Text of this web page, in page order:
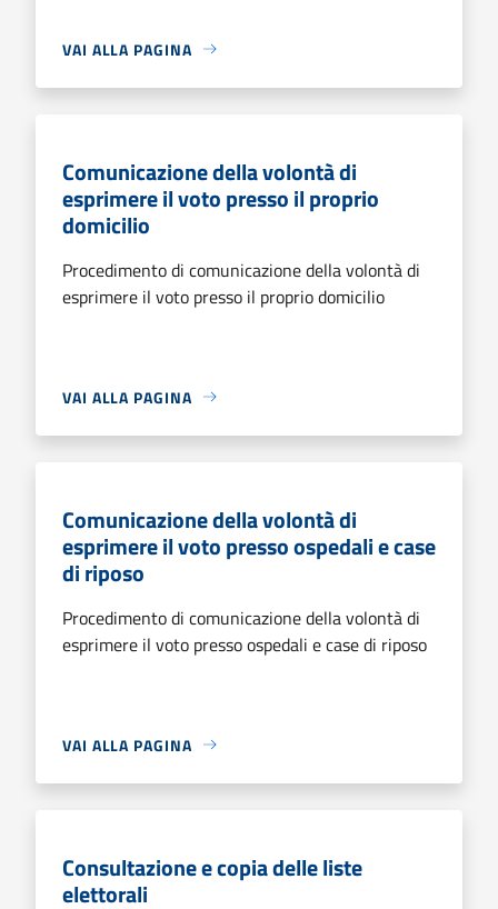
VAI ALLA PAGINA
Comunicazione della volontà di
esprimere il voto presso il proprio
domicilio
Procedimento di comunicazione della volontà di
esprimere il voto presso il proprio domicilio
VAI ALLA PAGINA
Comunicazione della volontà di
esprimere il voto presso ospedali e case
di riposo
Procedimento di comunicazione della volontà di
esprimere il voto presso ospedali e case di riposo
VAI ALLA PAGINA
Consultazione e copia delle liste
elettorali